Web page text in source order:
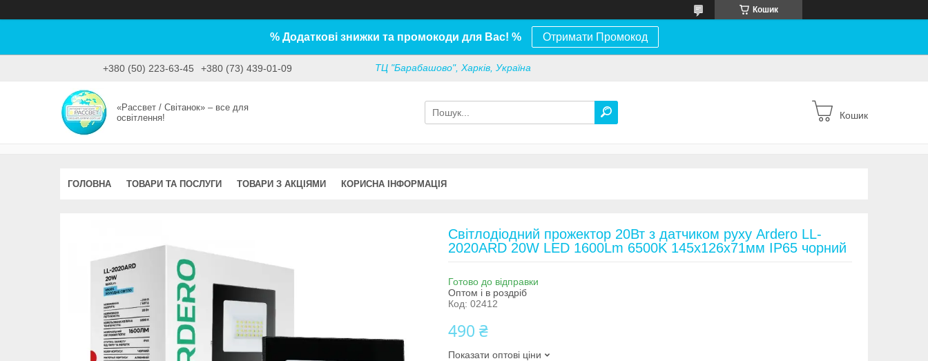
Кошик
% Додаткові знижки та промокоди для Вас! % Отримати Промокод
+380 (50) 223-63-45 +380 (73) 439-01-09 ТЦ "Барабашово", Харків, Україна
«Рассвет / Світанок» – все для
освітлення!
Кошик
ГОЛОВНА ТОВАРИ ТА ПОСЛУГИ ТОВАРИ З АКЦІЯМИ КОРИСНА ІНФОРМАЦІЯ
Світлодіодний прожектор 20Вт з датчиком руху Ardero LL-
2020ARD 20W LED 1600Lm 6500K 145х126х71мм IP65 чорний
Готово до відправки
Оптом і в роздріб
Код: 02412
490 ₴
Показати оптові ціни